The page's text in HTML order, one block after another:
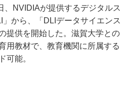
NVIDIAが提供するデジタルス
から、「DLIデータサイエンス
提供を開始した。滋賀大学との
用教材で、教育機関に所属する
可能。